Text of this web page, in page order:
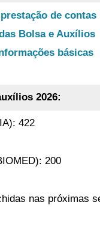
de contas
Bolsa e Auxílios
básicas
2026:
422
200
nas próximas